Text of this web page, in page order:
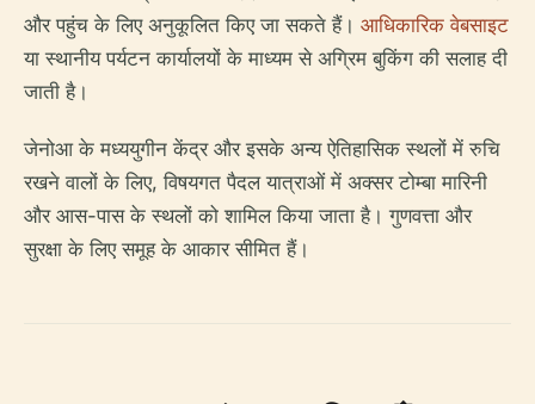
और पहुंच के लिए अनुकूलित किए जा सकते हैं। आधिकारिक वेबसाइट
या स्थानीय पर्यटन कार्यालयों के माध्यम से अग्रिम बुकिंग की सलाह दी
जाती है।
जेनोआ के मध्ययुगीन केंद्र और इसके अन्य ऐतिहासिक स्थलों में रुचि
रखने वालों के लिए, विषयगत पैदल यात्राओं में अक्सर टोम्बा मारिनी
और आस-पास के स्थलों को शामिल किया जाता है। गुणवत्ता और
सुरक्षा के लिए समूह के आकार सीमित हैं।